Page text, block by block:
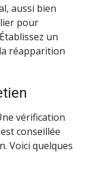
aussi bien
pour
un
réapparition
vérification
conseillée
Voici quelques